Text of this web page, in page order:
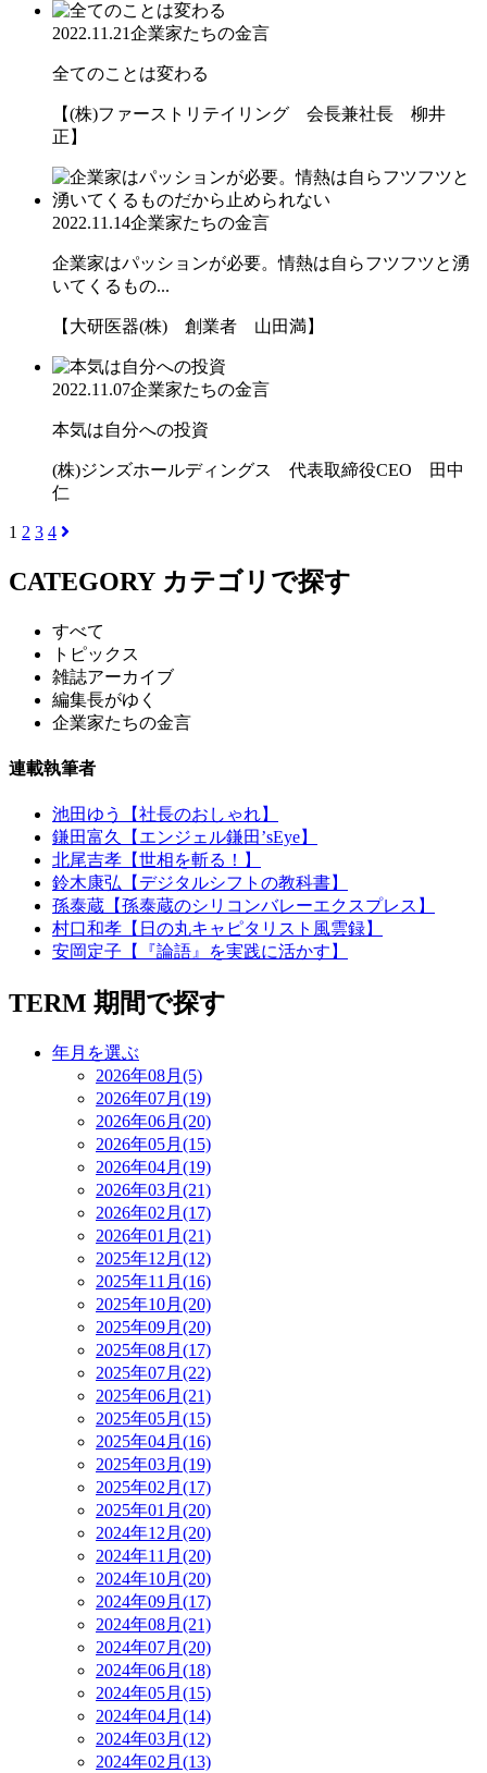
2022.11.21企業家たちの金言
全てのことは変わる
【(株)ファーストリテイリング 会長兼社長 柳井
正】
2022.11.14企業家たちの金言
企業家はパッションが必要。情熱は自らフツフツと湧
いてくるもの...
【大研医器(株) 創業者 山田満】
2022.11.07企業家たちの金言
本気は自分への投資
(株)ジンズホールディングス 代表取締役CEO 田中
仁
1 2 3 4
CATEGORY カテゴリで探す
すべて
トピックス
雑誌アーカイブ
編集長がゆく
企業家たちの金言
連載執筆者
池田ゆう【社長のおしゃれ】
鎌田富久【エンジェル鎌田’sEye】
北尾吉孝【世相を斬る！】
鈴木康弘【デジタルシフトの教科書】
孫泰蔵【孫泰蔵のシリコンバレーエクスプレス】
村口和孝【日の丸キャピタリスト風雲録】
安岡定子【『論語』を実践に活かす】
TERM 期間で探す
年月を選ぶ
2026年08月(5)
2026年07月(19)
2026年06月(20)
2026年05月(15)
2026年04月(19)
2026年03月(21)
2026年02月(17)
2026年01月(21)
2025年12月(12)
2025年11月(16)
2025年10月(20)
2025年09月(20)
2025年08月(17)
2025年07月(22)
2025年06月(21)
2025年05月(15)
2025年04月(16)
2025年03月(19)
2025年02月(17)
2025年01月(20)
2024年12月(20)
2024年11月(20)
2024年10月(20)
2024年09月(17)
2024年08月(21)
2024年07月(20)
2024年06月(18)
2024年05月(15)
2024年04月(14)
2024年03月(12)
2024年02月(13)